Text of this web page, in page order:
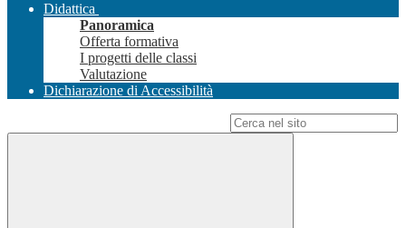
Didattica
Panoramica
Offerta formativa
I progetti delle classi
Valutazione
Dichiarazione di Accessibilità